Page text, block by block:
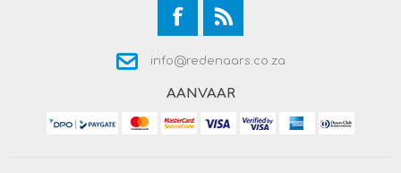
info@redenaars.co.za
AANVAAR